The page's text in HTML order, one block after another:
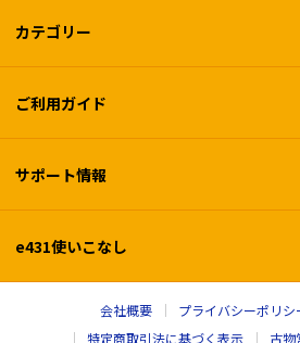
カテゴリー
ご利用ガイド
サポート情報
e431使いこなし
会社概要 プライバシーポリシ
特定商取引法に基づく表示
古物